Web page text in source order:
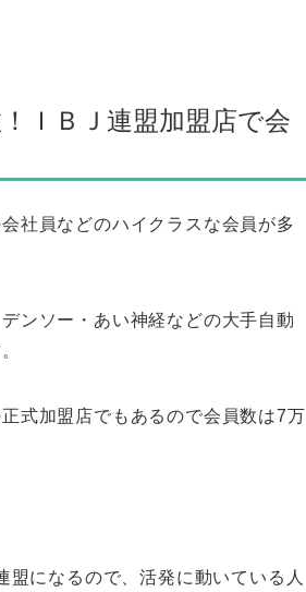
ＩＢＪ連盟加盟店で会
社員などのハイクラスな会員が多
ンソー・あい神経などの大手自動
式加盟店でもあるので会員数は7万
盟になるので、活発に動いている人